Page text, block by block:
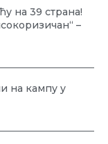
на 39 страна!
–
на кампу у